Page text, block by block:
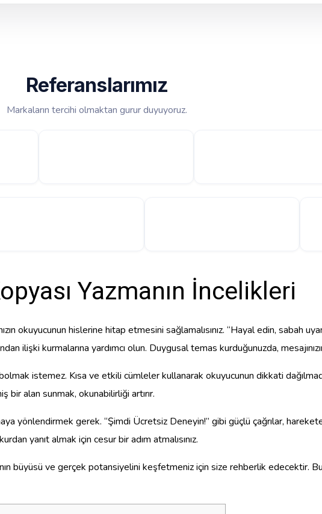
Referanslarımız
Markaların tercihi olmaktan gurur duyuyoruz.
Yazmanın İncelikleri
okuyucunun hislerine hitap etmesini sağlamalısınız. “Hayal edin, sabah
ilişki kurmalarına yardımcı olun. Duygusal temas kurduğunuzda, mesajınızın
istemez. Kısa ve etkili cümleler kullanarak okuyucunun dikkati
bir alan sunmak, okunabilirliği artırır.
yönlendirmek gerek. “Şimdi Ücretsiz Deneyin!” gibi güçlü çağrılar,
yanıt almak için cesur bir adım atmalısınız.
büyüsü ve gerçek potansiyelini keşfetmeniz için size rehberlik edecektir.